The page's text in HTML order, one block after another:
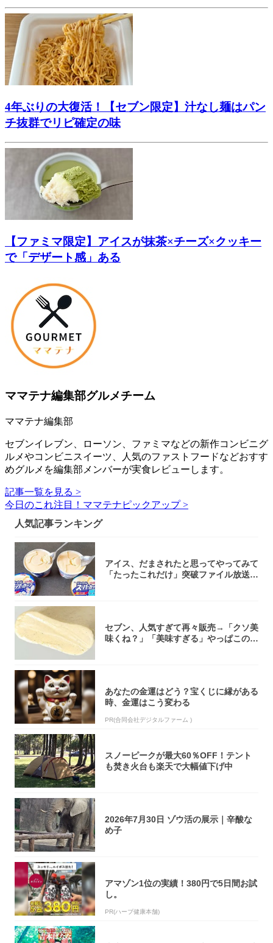
4年ぶりの大復活！【セブン限定】汁なし麺はパン
チ抜群でリピ確定の味
【ファミマ限定】アイスが抹茶×チーズ×クッキー
で「デザート感」ある
ママテナ編集部グルメチーム
ママテナ編集部
セブンイレブン、ローソン、ファミマなどの新作コンビニグ
ルメやコンビニスイーツ、人気のファストフードなどおすす
めグルメを編集部メンバーが実食レビューします。
記事一覧を見る >
今日のこれ注目！ママテナピックアップ >
人気記事ランキング
アイス、だまされたと思ってやってみて
「たったこれだけ」突破ファイル放送で
セブン、人気すぎて再々販売→「クソ美
味くね？」「美味すぎる」やっぱこのク
あなたの金運はどう？宝くじに縁がある
時、金運はこう変わる
PR(合同会社デジタルファーム )
スノーピークが最大60％OFF！テント
も焚き火台も楽天で大幅値下げ中
2026年7月30日 ゾウ活の展示｜辛酸な
め子
アマゾン1位の実績！380円で5日間お試
し。
PR(ハーブ健康本舗)